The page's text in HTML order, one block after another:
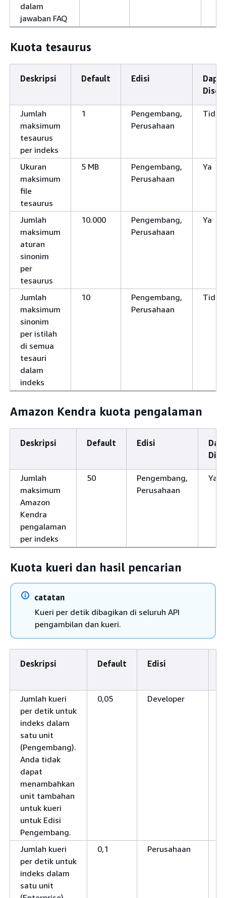
dalam
jawaban FAQ
Kuota tesaurus
Deskripsi Default Edisi
Dapat
Jumlah
maksimum
tesaurus
per indeks
1
Pengembang,
Perusahaan
Tidak
Ukuran
maksimum
file
tesaurus
5 MB
Pengembang,
Perusahaan
Ya
Jumlah
maksimum
aturan
sinonim
per
tesaurus
10.000
Pengembang,
Perusahaan
Ya
Jumlah
maksimum
sinonim
per istilah
di semua
tesauri
dalam
indeks
10
Pengembang,
Perusahaan
Tidak
Amazon Kendra kuota pengalaman
Deskripsi Default Edisi
Jumlah
maksimum
Amazon
Kendra
pengalaman
per indeks
50
Pengembang,
Perusahaan
Ya
Kuota kueri dan hasil pencarian
catatan
Kueri per detik dibagikan di seluruh API
pengambilan dan kueri.
Deskripsi Default Edisi
Jumlah kueri
per detik untuk
indeks dalam
satu unit
(Pengembang).
Anda tidak
dapat
menambahkan
unit tambahan
untuk kueri
untuk Edisi
Pengembang.
0,05 Developer
Jumlah kueri
per detik untuk
indeks dalam
satu unit
0,1 Perusahaan